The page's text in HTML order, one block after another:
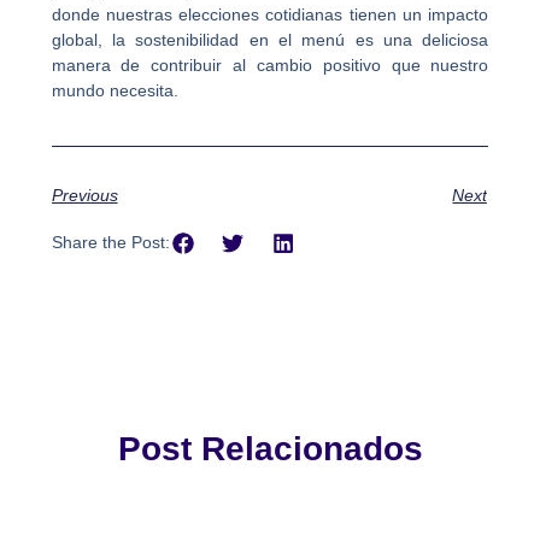
donde nuestras elecciones cotidianas tienen un impacto
global, la sostenibilidad en el menú es una deliciosa
manera de contribuir al cambio positivo que nuestro
mundo necesita.
Previous Next
Share the Post:
Post Relacionados